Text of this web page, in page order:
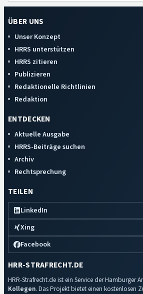
ÜBER UNS
Unser Konzept
HRRS unterstützen
HRRS zitieren
Publizieren
Redaktionelle Richtlinien
Redaktion
ENTDECKEN
Aktuelle Ausgabe
HRRS-Beiträge suchen
Archiv
Rechtsprechung
TEILEN
LinkedIn
Xing
Facebook
HRR-STRAFRECHT.DE
HRR-Strafrecht.de ist ein Service der Hamburger
Kollegen. Das Projekt bietet einen kostenlosen